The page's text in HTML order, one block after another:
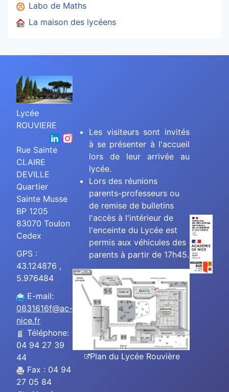
Labo de Maths
La maison des lycéens
Lycée
ROUVIERE
Rue Sainte
CLAIRE
DEVILLE
Quartier
Sainte Musse
BP 1205
83070 Toulon
Cedex
GPS :
43.124876 ,
5.976484
E-mail:
0831616f@ac-
nice.fr
Téléphone:
04 94 27 39
44
Fax : 04 94
27 05 84
Les visiteurs sont invités
à se présenter à l'accueil
lors de leur arrivée au
lycée.
Lors des réunions
parents-professeurs ou
de remise de bulletins
l'accès à l'intérieur de
l'enceinte du Lycée est
permis aux véhicules des
parents à partir de 17h45.
Plan du Lycée Rouvière